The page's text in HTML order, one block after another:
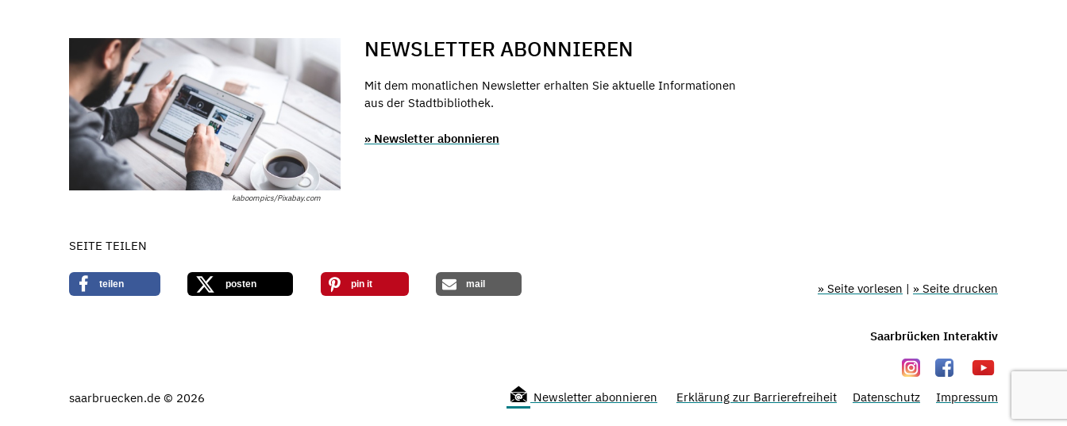
kaboompics/Pixabay.com
NEWSLETTER ABONNIEREN
Mit dem monatlichen Newsletter erhalten Sie aktuelle Informationen
aus der Stadtbibliothek.
» Newsletter abonnieren
SEITE TEILEN
teilen posten pin it mail » Seite vorlesen | » Seite drucken
saarbruecken.de © 2026
Saarbrücken Interaktiv
Newsletter abonnieren Erklärung zur Barrierefreiheit Datenschutz Impressum